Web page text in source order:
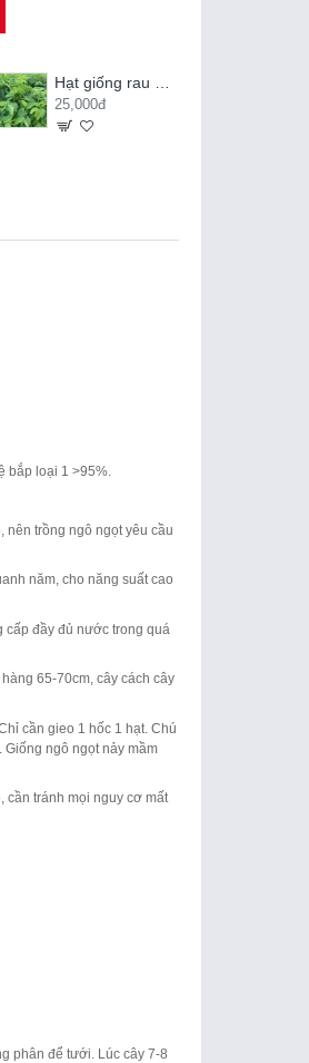
25,000đ
bắp loại 1 >95%.
trồng ngô ngọt yêu cầu
năm, cho năng suất cao
cấp đầy đủ nước trong quá
65-70cm, cây cách cây
cần gieo 1 hốc 1 hạt. Chú
ngô ngọt nảy mầm
cần tránh mọi nguy cơ mất
phân để tưới. Lúc cây 7-8